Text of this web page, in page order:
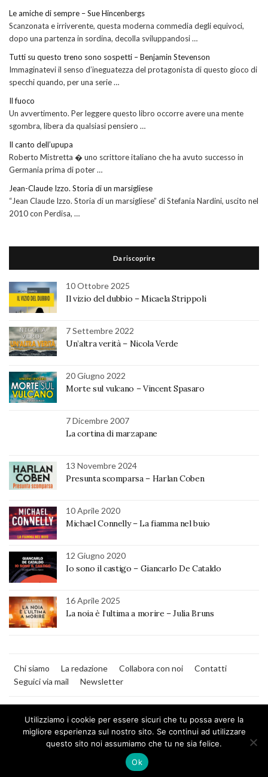
Le amiche di sempre – Sue Hincenbergs
Scanzonata e irriverente, questa moderna commedia degli equivoci,
dopo una partenza in sordina, decolla sviluppandosi …
Tutti su questo treno sono sospetti – Benjamin Stevenson
Immaginatevi il senso d’ineguatezza del protagonista di questo gioco di
specchi quando, per una serie …
Il fuoco
Un avvertimento. Per leggere questo libro occorre avere una mente
sgombra, libera da qualsiasi pensiero …
Il canto dell’upupa
Roberto Mistretta � uno scrittore italiano che ha avuto successo in
Germania prima di poter …
Jean-Claude Izzo. Storia di un marsigliese
“Jean Claude Izzo. Storia di un marsigliese” di Stefania Nardini, uscito nel
2010 con Perdisa, …
Da riscoprire
10 Ottobre 2025
Il vizio del dubbio – Micaela Strippoli
7 Settembre 2022
Un’altra verità – Nicola Verde
20 Giugno 2022
Morte sul vulcano – Vincent Spasaro
7 Dicembre 2007
La cortina di marzapane
13 Novembre 2024
Presunta scomparsa – Harlan Coben
10 Aprile 2020
Michael Connelly – La fiamma nel buio
12 Giugno 2020
Io sono il castigo – Giancarlo De Cataldo
16 Aprile 2025
La noia è l’ultima a morire – Julia Bruns
Chi siamo La redazione Collabora con noi
Contatti
Seguici via mail
Newsletter
MilanoNera
Utilizziamo i cookie per essere sicuri che tu possa avere la
migliore esperienza sul nostro sito. Se continui ad utilizzare
questo sito noi assumiamo che tu ne sia felice.
Ok